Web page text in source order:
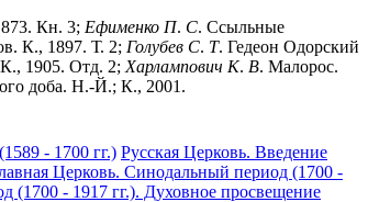
Кн. 3; Ефименко П. С. Ссыльные
К., 1897. Т. 2; Голубев С. Т. Гедеон Одорский
1905. Отд. 2; Харлампович К. В. Малорос.
доба. Н.-Й.; К., 2001.
- 1700 гг.) Русская Церковь. Введение
Церковь. Синодальный период (1700 -
(1700 - 1917 гг.). Духовное просвещение